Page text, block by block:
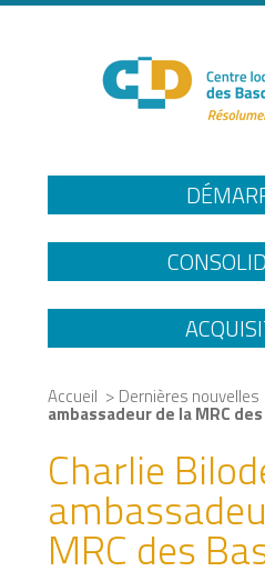
Accueil > Dernières nouvelles
ambassadeur de la MRC
Charlie
MRC des